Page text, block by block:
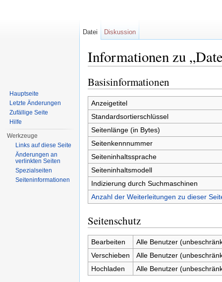
Informationen zu
Basisinformationen
Anzeigetitel
Standardsortierschlüssel
Seitenlänge (in Bytes)
Seitenkennnummer
Seiteninhaltssprache
Seiteninhaltsmodell
Indizierung durch Suchmaschinen
Anzahl der Weiterleitungen zu dieser
Seitenschutz
Bearbeiten
Alle Benutzer
Verschieben
Alle Benutzer
Hochladen
Alle Benutzer
Datei Diskussion
Hauptseite
Letzte Änderungen
Zufällige Seite
Hilfe
Werkzeuge
Links auf diese Seite
Änderungen an
verlinkten Seiten
Spezialseiten
Seiten­informationen